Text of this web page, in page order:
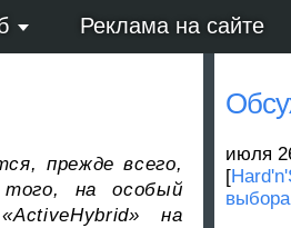
Реклама на сайте
прежде всего,
на особый
на
июля
[
выбора